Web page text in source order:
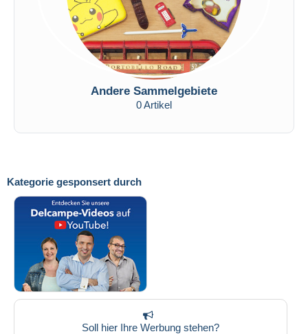
Kategorie gesponsert durch
Soll hier Ihre Werbung stehen?
Andere Sammelgebiete
0 Artikel